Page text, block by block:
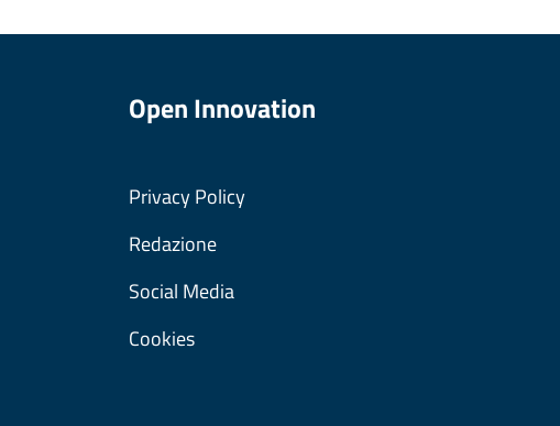
Open Innovation
Privacy Policy
Redazione
Social Media
Cookies